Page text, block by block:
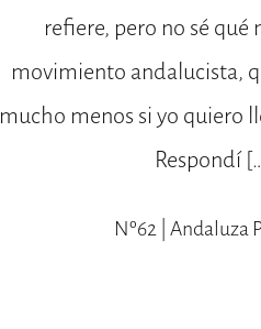
refiere, pero no sé
movimiento andalucista,
mucho menos si yo quiero
Respondí
Nº62 | Andaluza